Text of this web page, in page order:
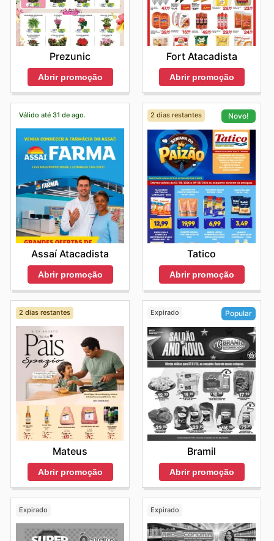
Prezunic
Abrir promoção
Fort Atacadista
Abrir promoção
Válido até 31 de ago.
Assaí Atacadista
Abrir promoção
2 dias restantes Novo!
Tatico
Abrir promoção
2 dias restantes
Mateus
Abrir promoção
Expirado Popular
Bramil
Abrir promoção
Expirado Expirado